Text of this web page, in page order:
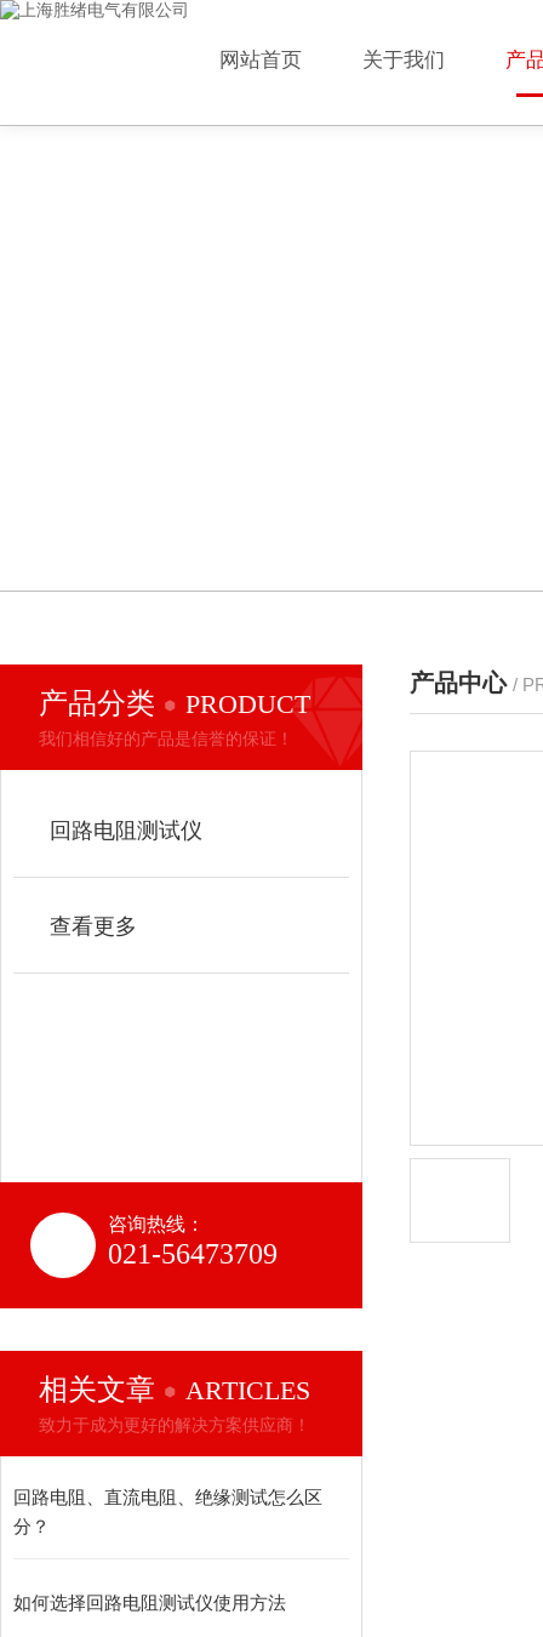
网站首页 关于我们 产
产品分类 PRODUCT
我们相信好的产品是信誉的保证！
回路电阻测试仪
查看更多
咨询热线：
021-56473709
相关文章 ARTICLES
致力于成为更好的解决方案供应商！
回路电阻、直流电阻、绝缘测试怎么区
分？
如何选择回路电阻测试仪使用方法
产品中心 /